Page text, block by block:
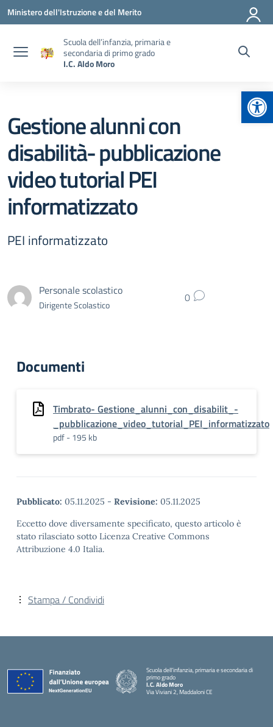
Vai ai contenuti
Vai al menu di navigazione
Vai al footer
Ministero dell'Istruzione e del Merito
Scuola dell’infanzia, primaria e
secondaria di primo grado
I.C. Aldo Moro
Gestione alunni con
disabilità- pubblicazione
video tutorial PEI
informatizzato
PEI informatizzato
Personale scolastico
Dirigente Scolastico 0
Documenti
Timbrato- Gestione_alunni_con_disabilit_-
_pubblicazione_video_tutorial_PEI_informatizzato
pdf - 195 kb
Pubblicato: 05.11.2025 - Revisione: 05.11.2025
Eccetto dove diversamente specificato, questo articolo è
stato rilasciato sotto Licenza Creative Commons
Attribuzione 4.0 Italia.
Stampa / Condividi
Scuola dell’infanzia, primaria e secondaria di
primo grado
I.C. Aldo Moro
Via Viviani 2, Maddaloni CE